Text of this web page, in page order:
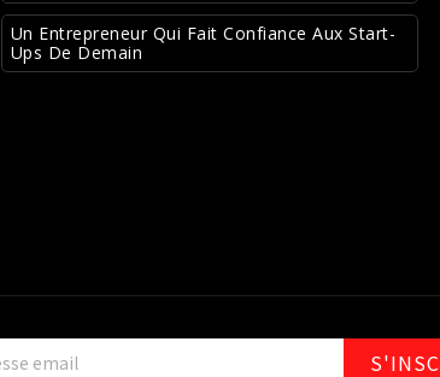
Un Entrepreneur Qui Fait Confiance Aux Start-
Ups De Demain